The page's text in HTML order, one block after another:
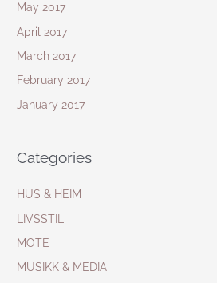
May 2017
April 2017
March 2017
February 2017
January 2017
Categories
HUS & HEIM
LIVSSTIL
MOTE
MUSIKK & MEDIA